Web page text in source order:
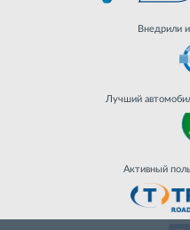
Внедрили
Лучший
Активный